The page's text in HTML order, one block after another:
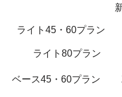
ライト45・60プラン
ライト80プラン
ベース45・60プラン